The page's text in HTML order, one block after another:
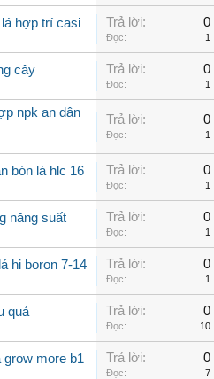
hợp trí casi Trả lời: 0
Đọc: 1
cây Trả lời: 0
Đọc: 1
npk an dân
Trả lời: 0
Đọc: 1
bón lá hlc 16 Trả lời: 0
Đọc: 1
năng suất Trả lời: 0
Đọc: 1
hi boron 7-14 Trả lời: 0
Đọc: 1
quả Trả lời: 0
Đọc: 10
more b1 Trả lời: 0
Đọc: 7